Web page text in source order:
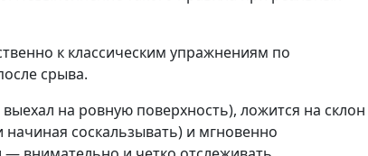
к классическим упражнениям по
срыва.
на ровную поверхность), ложится на склон
соскальзывать) и мгновенно